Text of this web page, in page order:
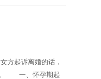
方起诉离婚的话，
。 一、怀孕期起